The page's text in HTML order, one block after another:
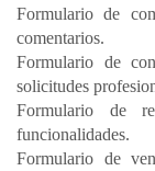
Formulario de
comentarios.
Formulario de
solicitudes
Formulario de
funcionalidades.
Formulario de